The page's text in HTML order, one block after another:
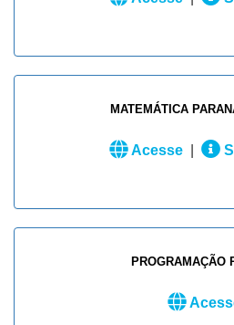
MATEMÁTICA
Acesse
PROGRAMAÇÃO